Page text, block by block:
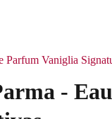
Parfum Vaniglia
-